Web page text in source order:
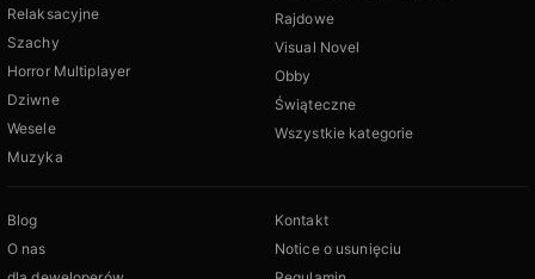
Relaksacyjne
Szachy
Horror Multiplayer
Dziwne
Wesele
Muzyka
Rajdowe
Visual Novel
Obby
Świąteczne
Wszystkie kategorie
Blog
O nas
Kontakt
Notice o usunięciu